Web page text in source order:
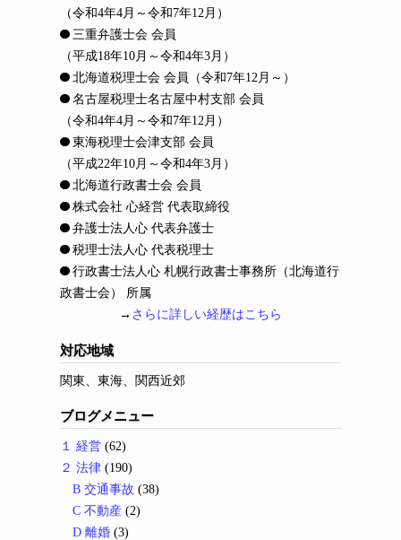
（令和4年4月～令和7年12月）
三重弁護士会 会員
（平成18年10月～令和4年3月）
北海道税理士会 会員
（令和7年12月～）
名古屋税理士名古屋中村支部 会員
（令和4年4月～令和7年12月）
東海税理士会津支部 会員
（平成22年10月～令和4年3月）
北海道行政書士会 会員
株式会社 心経営 代表取締役
弁護士法人心 代表弁護士
税理士法人心 代表税理士
行政書士法人心 札幌行政書士事務所（北海道行
政書士会） 所属
→ さらに詳しい経歴はこちら
対応地域
関東、東海、関西近郊
ブログメニュー
１ 経営 (62)
２ 法律 (190)
B 交通事故 (38)
C 不動産 (2)
D 離婚 (3)